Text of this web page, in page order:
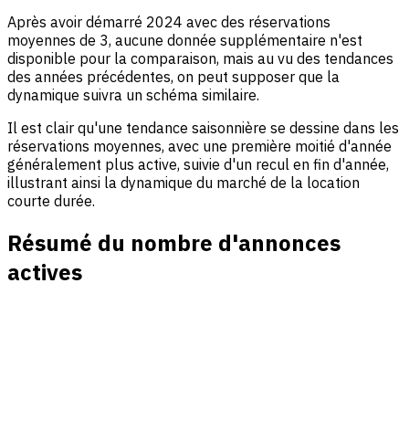
Après avoir démarré 2024 avec des réservations
moyennes de 3, aucune donnée supplémentaire n'est
disponible pour la comparaison, mais au vu des tendances
des années précédentes, on peut supposer que la
dynamique suivra un schéma similaire.
Il est clair qu'une tendance saisonnière se dessine dans les
réservations moyennes, avec une première moitié d'année
généralement plus active, suivie d'un recul en fin d'année,
illustrant ainsi la dynamique du marché de la location
courte durée.
Résumé du nombre d'annonces
actives